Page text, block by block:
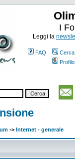
I
Leggi la
FAQ
Cerca
Profilo
-> Internet - generale